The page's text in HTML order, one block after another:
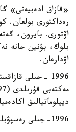
«قازاق ادەبيەتى»
رەداكتورى بولعان.
اۆتورى. بايرون،
بلوك، بۋنين جانە
اۋدارعان.
1996 -جىلى
ديپلوماتيالىق
1996-جىلى رەسپۋبليكادا العاشقى كادەت كورپۋسى قۇرىلدى.